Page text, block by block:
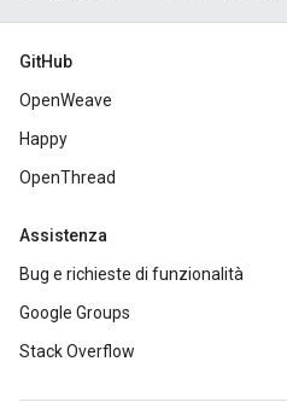
GitHub
OpenWeave
Happy
OpenThread
Assistenza
Bug e richieste di funzionalità
Google Groups
Stack Overflow